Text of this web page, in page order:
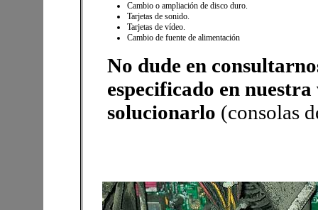
Cambio o ampliación de disco duro.
Tarjetas de sonido.
Tarjetas de vídeo.
Cambio de fuente de alimentación
No dude en
especificado en
solucionarlo (consolas